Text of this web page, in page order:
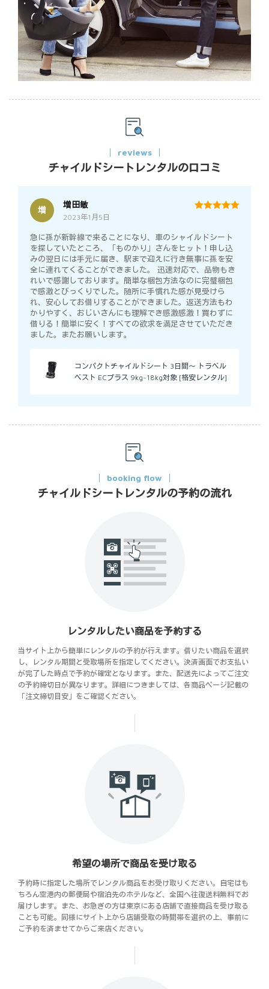
reviews
チャイルドシートレンタルの口コミ
増
増田敏
2023年1月5日
急に孫が新幹線で来ることになり、車のシャイルドシート
を探していたところ、「ものかり」さんをヒット！申し込
みの翌日には手元に届き、駅まで迎えに行き無事に孫を安
全に連れてくることができました。 迅速対応で、品物もき
れいで感謝しております。簡単な梱包方法なのに完璧梱包
で感激とびっくりでした。随所に手慣れた感が見受けら
れ、安心してお借りすることができました。返送方法もわ
かりやすく、おじいさんにも理解でき感激感激！買わずに
借りる！簡単に安く！すべての欲求を満足させていただき
ました。またお願いします。
コンパクトチャイルドシート 3日間～ トラベル
ベスト ECプラス 9kg~18kg対象 [格安レンタル]
booking flow
チャイルドシートレンタルの予約の流れ
レンタルしたい商品を予約する
当サイト上から簡単にレンタルの予約が行えます。借りたい商品を選択
し、レンタル期間と受取場所を指定してください。決済画面でお支払い
が完了した時点で予約が確定となります。また、配送先によってご注文
の予約締切日が異なります。詳細につきましては、各商品ページ記載の
「注文締切目安」をご確認ください。
希望の場所で商品を受け取る
予約時に指定した場所でレンタル商品をお受け取りください。自宅はも
ちろん空港内の郵便局や宿泊先のホテルなど、全国へ往復送料無料でお
届けします。また、お急ぎの方は東京にある店舗で直接商品を受け取る
ことも可能。同様にサイト上から店舗受取の時間帯を選択の上、事前に
ご予約を済ませてからご来店ください。